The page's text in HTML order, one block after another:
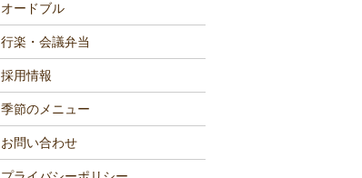
オードブル
行楽・会議弁当
採用情報
季節のメニュー
お問い合わせ